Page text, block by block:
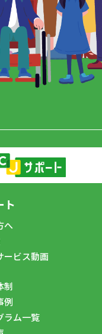
ト
へ
ービス動画
制
例
ラム一覧